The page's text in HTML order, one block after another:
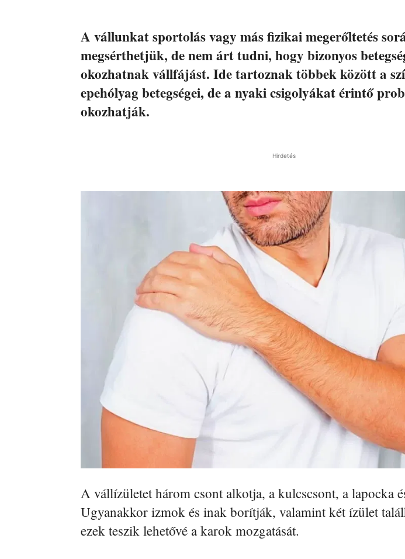
A vállunkat sportolás vagy más fizikai megerőltetés
megsérthetjük, de nem árt tudni, hogy bizonyos
okozhatnak vállfájást. Ide tartoznak többek között a
epehólyag betegségei, de a nyaki csigolyákat érintő
okozhatják.
Hirdetés
A vállízületet három csont alkotja, a kulcscsont, a lapocka
Ugyanakkor izmok és inak borítják, valamint két ízület
ezek teszik lehetővé a karok mozgatását.